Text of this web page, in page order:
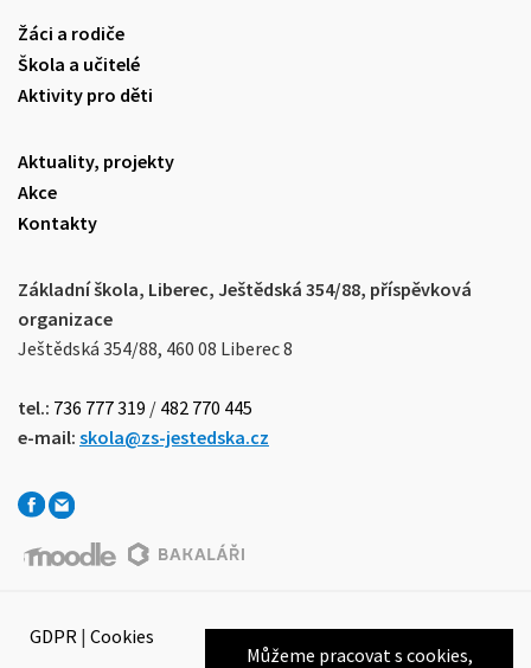
Můžeme pracovat s cookies,
Žáci a rodiče
Škola a učitelé
Aktivity pro děti
Aktuality, projekty
Akce
Kontakty
Základní škola, Liberec, Ještědská 354/88, příspěvková
organizace
Ještědská 354/88, 460 08 Liberec 8
tel.: 736 777 319 / 482 770 445
e-mail: skola@zs-jestedska.cz
GDPR | Cookies